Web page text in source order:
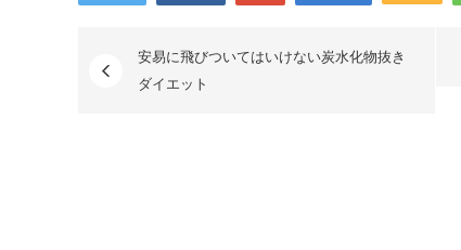
安易に飛びついてはいけない炭水化物抜き
ダイエット